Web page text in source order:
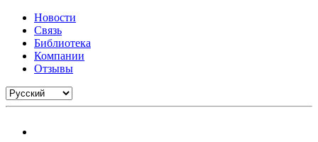
Новости
Связь
Библиотека
Компании
Отзывы